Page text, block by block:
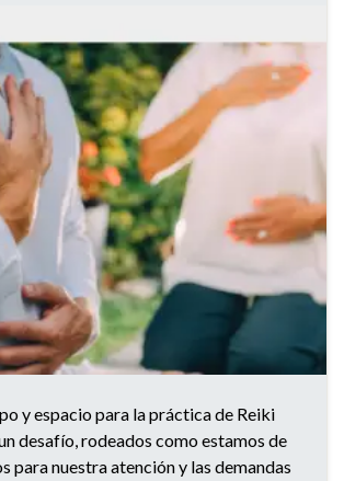
y espacio para la práctica de Reiki
desafío, rodeados como estamos de
para nuestra atención y las demandas